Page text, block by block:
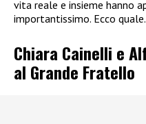
vita reale e insieme hanno
importantissimo. Ecco quale.
Chiara Cainelli e
al Grande Fratello